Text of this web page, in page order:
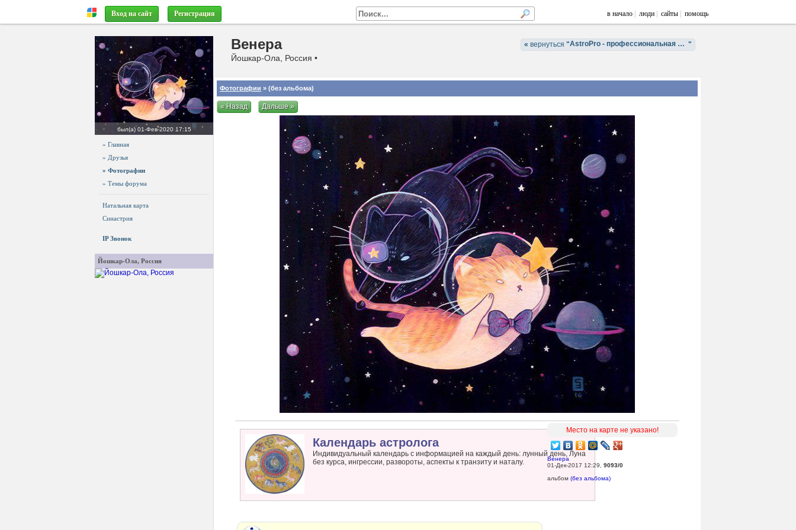
Вход на сайт Регистрация в начало люди сайты помощь
« вернуться " AstroPro - профессиональная астрология. Обучение и консультации. "
Венера
Йошкар-Ола, Россия •
был(а) 01-Фев-2020 17:15
» Главная
» Друзья
» Фотографии
» Темы форума
Натальная карта
Синастрия
IP Звонок
Йошкар-Ола, Россия
Фотографии » (без альбома)
« Назад Дальше »
Календарь астролога
Индивидуальный календарь с информацией на каждый день: лунный день, Луна
без курса, ингрессии, развороты, аспекты к транзиту и наталу.
Место на карте не указано!
Венера
01-Дек-2017 12:29
9093/0
альбом (без альбома)